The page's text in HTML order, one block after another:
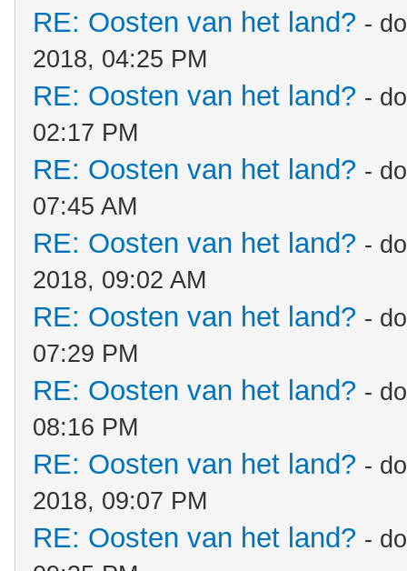
RE: Oosten van het land? -
2018, 04:25 PM
RE: Oosten van het land? -
02:17 PM
RE: Oosten van het land? -
07:45 AM
RE: Oosten van het land? -
2018, 09:02 AM
RE: Oosten van het land? -
07:29 PM
RE: Oosten van het land? -
08:16 PM
RE: Oosten van het land? -
2018, 09:07 PM
RE: Oosten van het land? -